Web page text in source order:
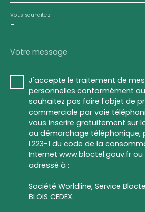
-
Vous souhaitez
Votre message
J'accepte le traitement de
personnelles conformément au
souhaitez pas faire l'objet de
commerciale par voie
vous inscrire gratuitement sur
au démarchage téléphonique,
L223-1 du code de la
Internet www.bloctel.gouv.fr
adressé à :
Société Worldline, Service Bloctel,
BLOIS CEDEX.